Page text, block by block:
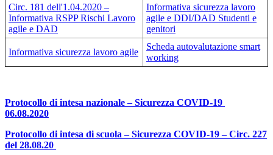
Circ. 181 dell'1.04.2020 –
Informativa RSPP Rischi Lavoro
agile e DAD
Informativa sicurezza lavoro
agile e DDI/DAD Studenti e
genitori
Informativa sicurezza lavoro agile
Scheda autovalutazione smart
working
Protocollo di intesa nazionale – Sicurezza COVID-19
06.08.2020
Protocollo di intesa di scuola – Sicurezza COVID-19 – Circ. 227
del 28.08.20